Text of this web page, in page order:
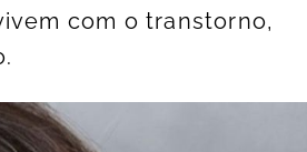
com o transtorno,